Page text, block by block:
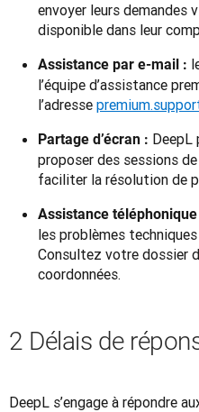
envoyer leurs demandes
disponible dans leur
Assistance par e‑mail :
l’équipe d’assistance
l’adresse
Partage d’écran : DeepL
proposer des sessions
faciliter la résolution de
Assistance téléphonique
les problèmes
Consultez votre dossier
coordonnées.
2 Délais de
DeepL s’engage à répondre